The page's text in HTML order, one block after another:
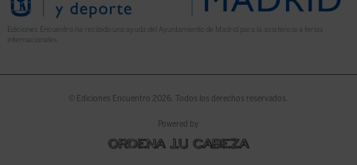
Ediciones Encuentro ha recibido una ayuda del Ayuntamiento de Madrid para la asistencia a ferias
© Ediciones Encuentro 2026. Todos los derechos reservados.
Powered by